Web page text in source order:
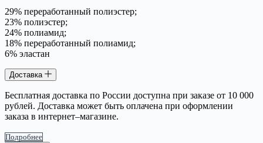
29% переработанный полиэстер;
23% полиэстер;
24% полиамид;
18% переработанный полиамид;
6% эластан
Доставка
Бесплатная доставка по России доступна при заказе от 10 000
рублей. Доставка может быть оплачена при оформлении
заказа в интернет–магазине.
Подробнее